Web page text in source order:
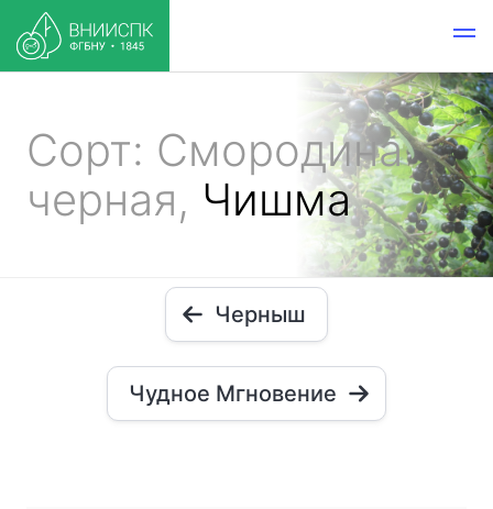
Сорт: Смородина
черная, Чишма
Черныш
Чудное Мгновение